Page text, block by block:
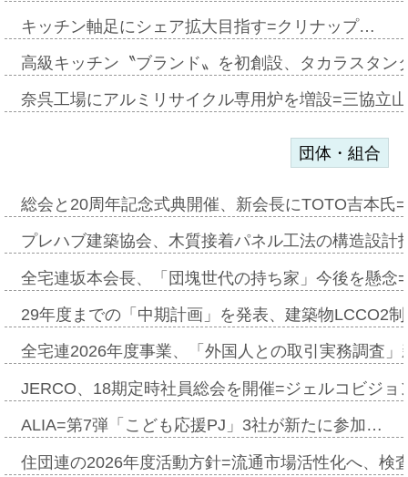
キッチン軸足にシェア拡大目指す=クリナップ…
高級キッチン〝ブランド〟を初創設、タカラスタ
奈呉工場にアルミリサイクル専用炉を増設=三協立
団体・組合
総会と20周年記念式典開催、新会長にTOTO吉本氏
プレハブ建築協会、木質接着パネル工法の構造設
全宅連坂本会長、「団塊世代の持ち家」今後を懸
29年度までの「中期計画」を発表、建築物LCCO2
全宅連2026年度事業、「外国人との取引実務調査
JERCO、18期定時社員総会を開催=ジェルコビジ
ALIA=第7弾「こども応援PJ」3社が新たに参加…
住団連の2026年度活動方針=流通市場活性化へ、検